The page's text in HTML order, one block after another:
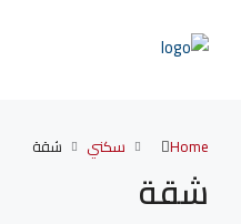
Home سكني شقة
شقة